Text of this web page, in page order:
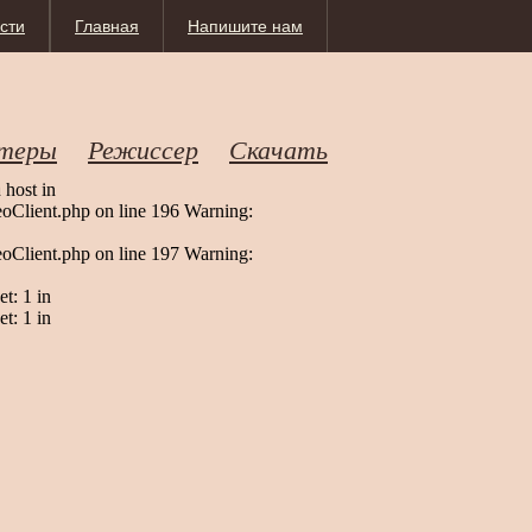
Напишите нам
Главная
Режиссер Скачать
in
on line 196 Warning:
on line 197 Warning:
1 in
1 in